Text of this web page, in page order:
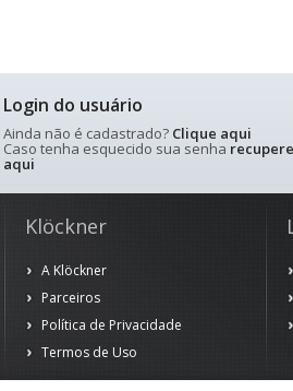
Login do usuário
Ainda não é cadastrado? Clique aqui
Caso tenha esquecido sua senha
aqui
Klöckner
A Klöckner
Parceiros
Política de Privacidade
Termos de Uso